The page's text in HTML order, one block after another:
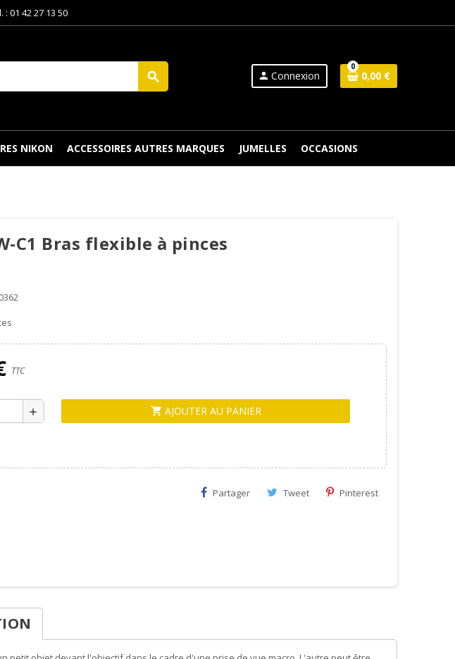
: 01 42 27 13 50
search person Connexion
0
0,00 €
NIKON ACCESSOIRES AUTRES MARQUES JUMELLES OCCASIONS
C1 Bras flexible à pinces
TTC
add shopping_cart AJOUTER AU PANIER
Partager Tweet Pinterest